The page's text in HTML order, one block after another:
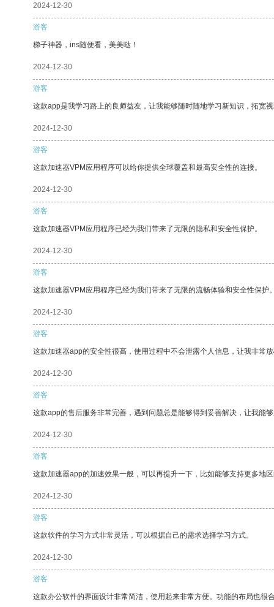
2024-12-30
游客
梯子神器，ins随便看，美美哒！
2024-12-30
游客
这款app是我学习路上的良师益友，让我能够随时随地学习新知识，拓宽
2024-12-30
游客
这款加速器VPM应用程序可以给你提供全球覆盖和最高安全性的连接。
2024-12-30
游客
这款加速器VPM应用程序已经为我们带来了无限的隐私和安全性保护。
2024-12-30
游客
这款加速器VPM应用程序已经为我们带来了无限的流畅体验和安全性保护
2024-12-30
游客
这款加速器app的安全性很高，使用过程中不会泄露个人信息，让我非常
2024-12-30
游客
这款app的售后服务非常完善，遇到问题总是能够得到妥善解决，让我能
2024-12-30
游客
这款加速器app的加速效果一般，可以再提升一下，比如能够支持更多地
2024-12-30
游客
这款软件的学习方式非常灵活，可以根据自己的需求选择学习方式。
2024-12-30
游客
这款办公软件的界面设计非常简洁，使用起来非常方便。功能的布局也很